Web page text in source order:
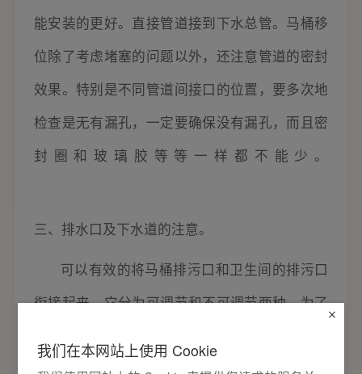
能安装的更好。直接管道接到下水总管。马桶移
位除了考虑堵塞的问题以外，还注意管道的密封
效果。特别是不同管道间接口的位置，要多次地
检查是无有漏孔，一定要确保没有漏孔，而且密
封圈和玻璃胶等等一样都不能少。
三、排水口及下水道的注意。
可以有效的将马桶排污口和卫生间的排污口
衔接起来。它分为可调节和不可调节两种，为了
安全。改造下水管时，建议选择PVC，我们常接
我们在本网站上使用 Cookie